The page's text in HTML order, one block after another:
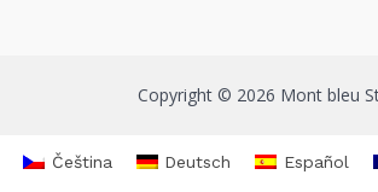
Copyright © 2026 Mont bleu
Čeština Deutsch Español